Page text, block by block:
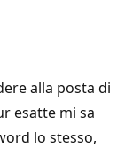
alla posta di
esatte mi sa
lo stesso,